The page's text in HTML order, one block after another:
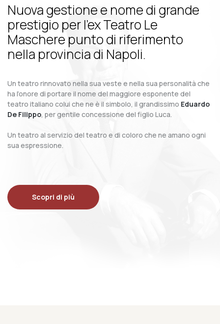
Nuova gestione e nome di grande
prestigio per l’ex Teatro Le
Maschere punto di riferimento
nella provincia di Napoli.
Un teatro rinnovato nella sua veste e nella sua personalità che
ha l’onore di portare il nome del maggiore esponente del
teatro italiano colui che ne è il simbolo, il grandissimo Eduardo
De Filippo, per gentile concessione del figlio Luca.
Un teatro al servizio del teatro e di coloro che ne amano ogni
sua espressione.
Scopri di più